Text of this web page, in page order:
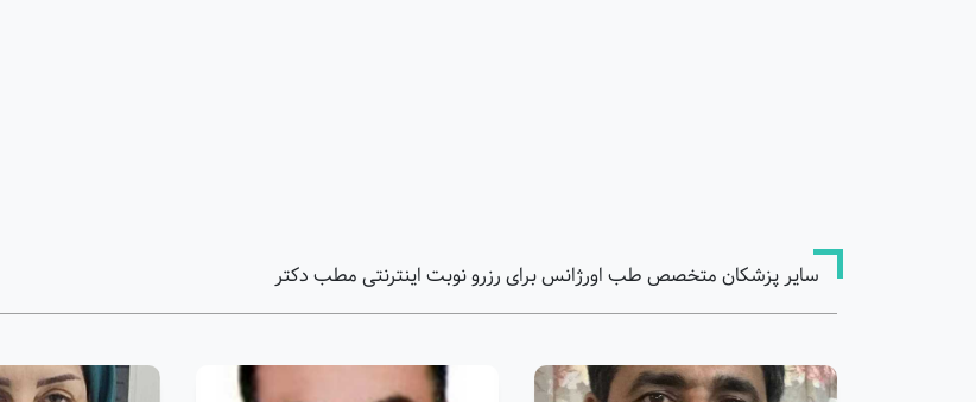
سایر پزشکان متخصص طب اورژانس برای رزرو نوبت اینترنتی مطب دکتر